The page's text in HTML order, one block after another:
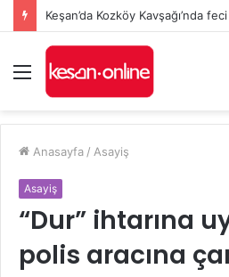
Keşan’da Kozköy Kavşağı’nda
Menü
Anasayfa / Asayiş
Asayiş
“Dur” ihtarına
polis aracına